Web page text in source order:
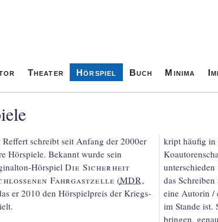
Theater Hörspiel Buch Minima
schreibt seit Anfang der 2000er
Hörspiele. Bekannt wurde sein
Hörspiel Die Sicher­heit
Fahr­gast­zelle (MDR,
er 2010 den Hör­spiel­preis der Kriegs­
kript häufig in
das
eine Autorin /
im Stande ist.
bringen,